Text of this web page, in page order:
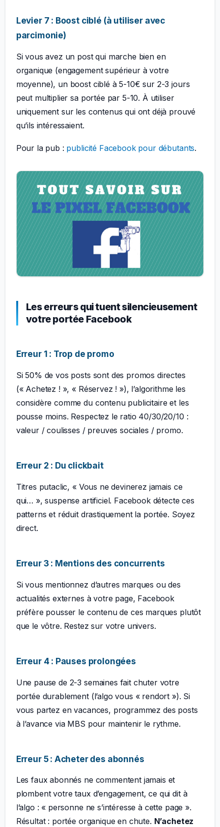
Levier 7 : Boost ciblé (à utiliser avec
parcimonie)
Si vous avez un post qui marche bien en
organique (engagement supérieur à votre
moyenne), un boost ciblé à 5-10€ sur 2-3 jours
peut multiplier sa portée par 5-10. À utiliser
uniquement sur les contenus qui ont déjà prouvé
qu’ils intéressaient.
Pour la pub : publicité Facebook pour débutants.
Les erreurs qui tuent silencieusement
votre portée Facebook
Erreur 1 : Trop de promo
Si 50% de vos posts sont des promos directes
(« Achetez ! », « Réservez ! »), l’algorithme les
considère comme du contenu publicitaire et les
pousse moins. Respectez le ratio 40/30/20/10 :
valeur / coulisses / preuves sociales / promo.
Erreur 2 : Du clickbait
Titres putaclic, « Vous ne devinerez jamais ce
qui… », suspense artificiel. Facebook détecte ces
patterns et réduit drastiquement la portée. Soyez
direct.
Erreur 3 : Mentions des concurrents
Si vous mentionnez d’autres marques ou des
actualités externes à votre page, Facebook
préfère pousser le contenu de ces marques plutôt
que le vôtre. Restez sur votre univers.
Erreur 4 : Pauses prolongées
Une pause de 2-3 semaines fait chuter votre
portée durablement (l’algo vous « rendort »). Si
vous partez en vacances, programmez des posts
à l’avance via MBS pour maintenir le rythme.
Erreur 5 : Acheter des abonnés
Les faux abonnés ne commentent jamais et
plombent votre taux d’engagement, ce qui dit à
l’algo : « personne ne s’intéresse à cette page ».
Résultat : portée organique en chute. N’achetez